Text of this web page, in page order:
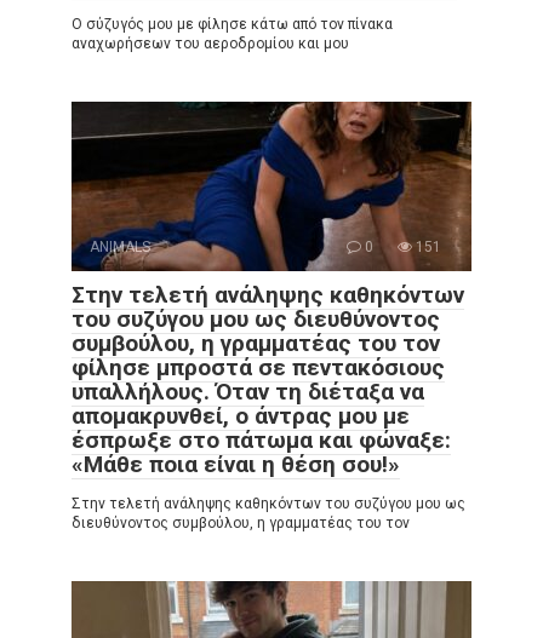
Ο σύζυγός μου με φίλησε κάτω από τον πίνακα
αναχωρήσεων του αεροδρομίου και μου
ANIMALS 0 151
Στην τελετή ανάληψης καθηκόντων
του συζύγου μου ως διευθύνοντος
συμβούλου, η γραμματέας του τον
φίλησε μπροστά σε πεντακόσιους
υπαλλήλους. Όταν τη διέταξα να
απομακρυνθεί, ο άντρας μου με
έσπρωξε στο πάτωμα και φώναξε:
«Μάθε ποια είναι η θέση σου!»
Στην τελετή ανάληψης καθηκόντων του συζύγου μου ως
διευθύνοντος συμβούλου, η γραμματέας του τον